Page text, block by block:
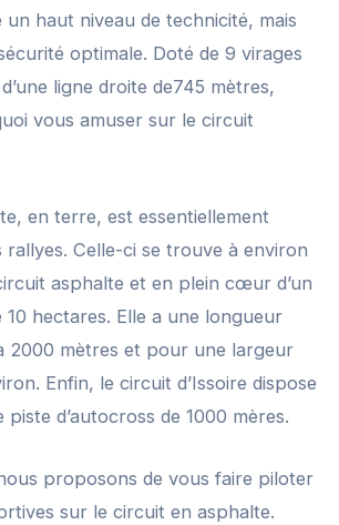
haut niveau de technicité, mais
optimale. Doté de 9 virages
ligne droite de745 mètres,
vous amuser sur le circuit
en terre, est essentiellement
Celle-ci se trouve à environ
asphalte et en plein cœur d’un
10 hectares. Elle a une longueur
2000 mètres et pour une largeur
Enfin, le circuit d’Issoire dispose
piste d’autocross de 1000 mères.
proposons de vous faire piloter
sur le circuit en asphalte.